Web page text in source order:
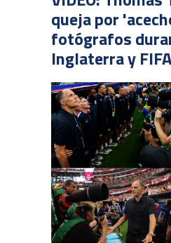
queja por
fotógrafos
Inglaterra y